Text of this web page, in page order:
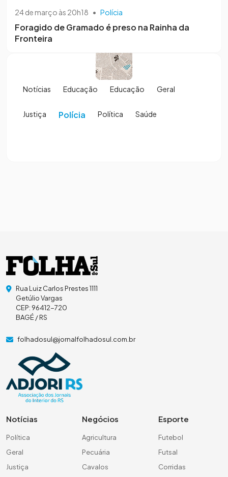
24 de março às 20h18 • Polícia
Foragido de Gramado é preso na Rainha da
Fronteira
Notícias Educação Educação Geral
Justiça Polícia Política Saúde
Rua Luiz Carlos Prestes 1111
Getúlio Vargas
CEP: 96412-720
BAGÉ / RS
folhadosul@jornalfolhadosul.com.br
Notícias
Política
Geral
Justiça
Negócios
Agricultura
Pecuária
Cavalos
Esporte
Futebol
Futsal
Corridas